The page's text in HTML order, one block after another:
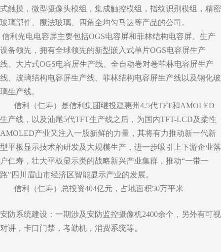
式触摸，微型摄像头模组，集成触控模组，指纹识别模组，精密
玻璃部件、魔法玻璃、四角全均匀马达等产品的公司。
信利光电电容屏主要包括OGS电容屏和菲林结构电容屏。生产
设备领先，拥有全球领先的新型嵌入式单片OGS电容屏生产
线、大片式OGS电容屏生产线、全自动卷对卷菲林电容屏生产
线、玻璃结构电容屏生产线、菲林结构电容屏生产线以及钢化玻
璃生产线。
信利（仁寿）是信利集团继投建惠州4.5代TFT和AMOLED
生产线，以及汕尾5代TFT生产线之后，为国内TFT-LCD及柔性
AMOLED产业又注入一股新鲜的力量，其将有力推动新一代新
型平板显示技术的研发及大规模生产，进一步吸引上下游企业落
户仁寿，壮大平板显示类的战略新兴产业集群，推动“一带一
路"四川眉山市经济区智能显示产业的发展。
信利（仁寿）总投资404亿元，占地面积50万平米
安防系统建设：一期涉及安防监控摄像机2400余个，另外有可视
对讲，卡口门禁，考勤机，消费系统等。